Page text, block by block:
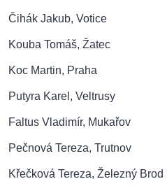
Čihák Jakub, Votice
Kouba Tomáš, Žatec
Koc Martin, Praha
Putyra Karel, Veltrusy
Faltus Vladimír, Mukařov
Pečnová Tereza, Trutnov
Křečková Tereza, Železný Brod